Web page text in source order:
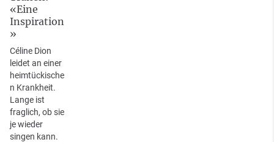
«Eine
Inspiration
»
Céline Dion
leidet an einer
heimtückische
n Krankheit.
Lange ist
fraglich, ob sie
je wieder
singen kann.